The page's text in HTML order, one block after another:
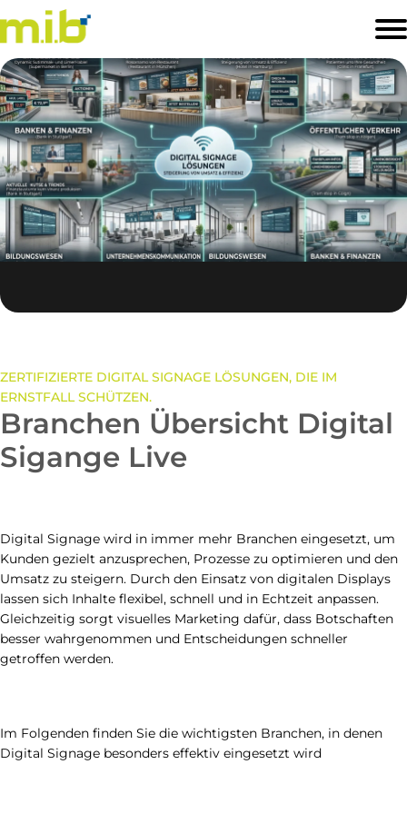
STARTSEITE
PRODUKTE
SOFTWARELÖSUNGEN
BRANCHEN
PREISLISTE
ZERTIFIZIERTE DIGITAL SIGNAGE LÖSUNGEN, DIE IM
ERNSTFALL SCHÜTZEN.
Branchen Übersicht Digital
Sigange Live
Digital Signage wird in immer mehr Branchen eingesetzt, um
Kunden gezielt anzusprechen, Prozesse zu optimieren und den
Umsatz zu steigern. Durch den Einsatz von digitalen Displays
lassen sich Inhalte flexibel, schnell und in Echtzeit anpassen.
Gleichzeitig sorgt visuelles Marketing dafür, dass Botschaften
besser wahrgenommen und Entscheidungen schneller
getroffen werden.
Im Folgenden finden Sie die wichtigsten Branchen, in denen
Digital Signage besonders effektiv eingesetzt wird